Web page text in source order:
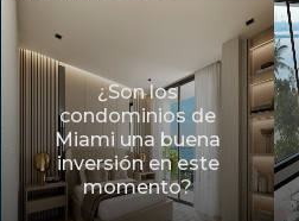
¿Son los
condominios de
Miami una buena
inversión en este
momento?